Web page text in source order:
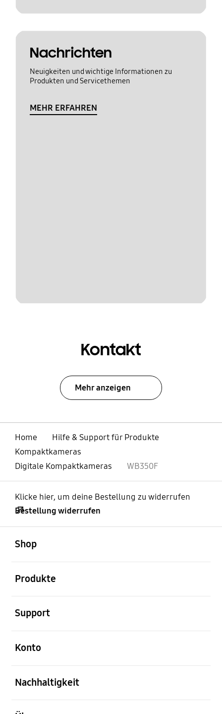
Nachrichten
Neuigkeiten und wichtige Informationen zu
Produkten und Servicethemen
MEHR ERFAHREN
Kontakt
Mehr anzeigen
Home
Hilfe & Support für Produkte
Kompaktkameras
Digitale Kompaktkameras
WB350F
Klicke hier, um deine Bestellung zu widerrufen
Bestellung widerrufen
Shop
Produkte
Support
Konto
Nachhaltigkeit